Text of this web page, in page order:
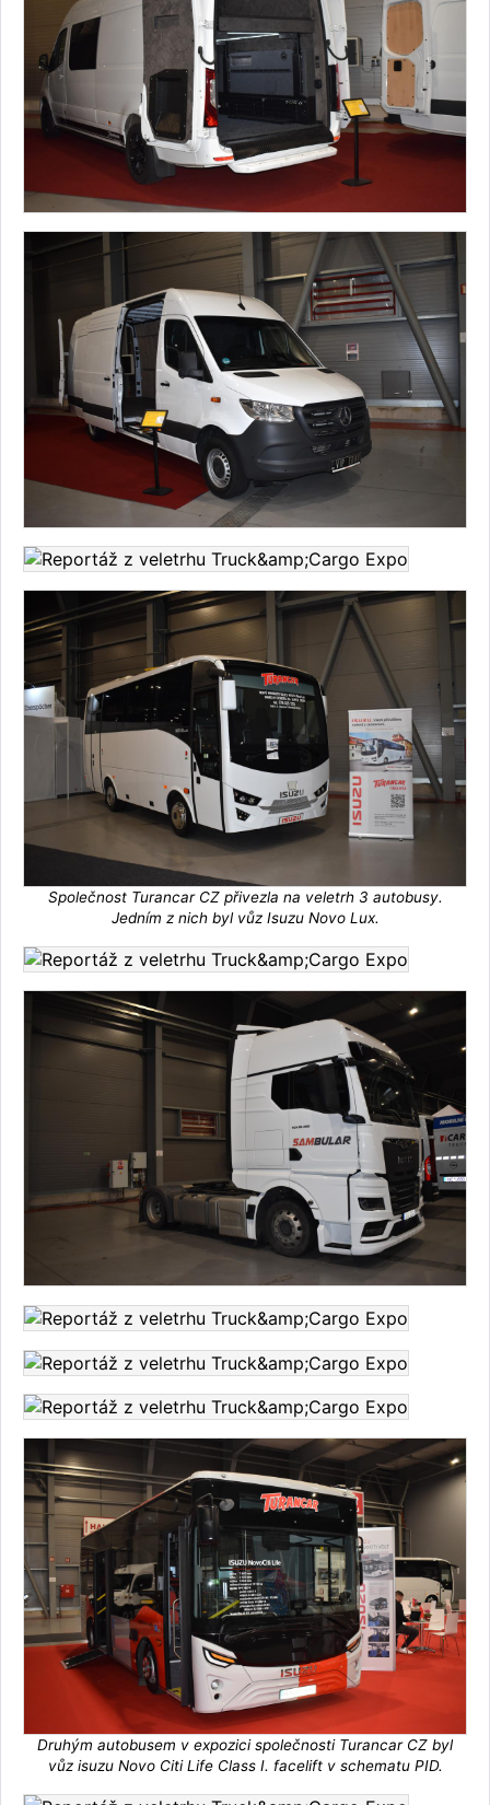
Společnost Turancar CZ přivezla na veletrh 3 autobusy.
Jedním z nich byl vůz Isuzu Novo Lux.
Druhým autobusem v expozici společnosti Turancar CZ byl
vůz isuzu Novo Citi Life Class I. facelift v schematu PID.